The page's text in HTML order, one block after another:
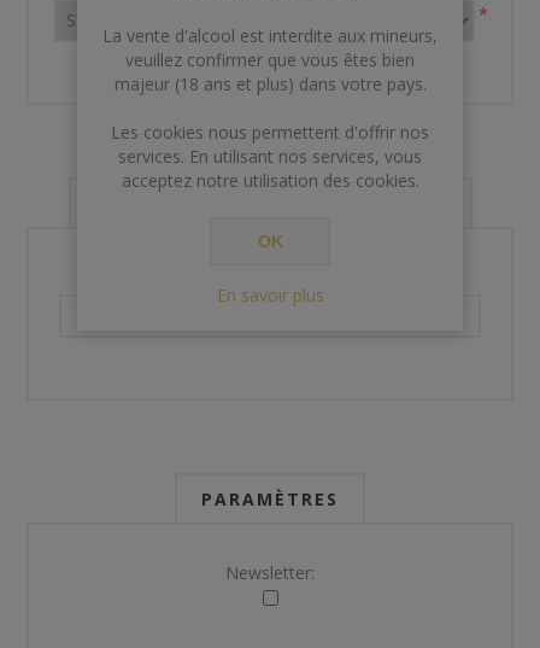
*
PARAMÈTRES
Newsletter:
La vente d'alcool est interdite aux mineurs,
veuillez confirmer que vous êtes bien
majeur (18 ans et plus) dans votre pays.
Les cookies nous permettent d'offrir nos
services. En utilisant nos services, vous
acceptez notre utilisation des cookies.
OK
En savoir plus